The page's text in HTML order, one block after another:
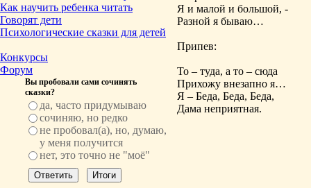
Как научить ребенка читать
Говорят дети
Психологические сказки для детей
Конкурсы
Форум
Вы пробовали сами сочинять
сказки?
да, часто придумываю
сочиняю, но редко
не пробовал(а), но, думаю,
у меня получится
нет, это точно не "моё"
Я и малой и большой, -
Разной я бываю…
Припев:
То – туда, а то – сюда
Прихожу внезапно я…
Я – Беда, Беда, Беда,
Дама неприятная.